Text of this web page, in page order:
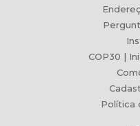
COP30 |
Política